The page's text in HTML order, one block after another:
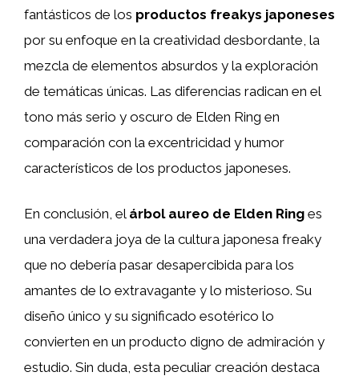
fantásticos de los productos freakys japoneses
por su enfoque en la creatividad desbordante, la
mezcla de elementos absurdos y la exploración
de temáticas únicas. Las diferencias radican en el
tono más serio y oscuro de Elden Ring en
comparación con la excentricidad y humor
característicos de los productos japoneses.
En conclusión, el árbol aureo de Elden Ring es
una verdadera joya de la cultura japonesa freaky
que no debería pasar desapercibida para los
amantes de lo extravagante y lo misterioso. Su
diseño único y su significado esotérico lo
convierten en un producto digno de admiración y
estudio. Sin duda, esta peculiar creación destaca